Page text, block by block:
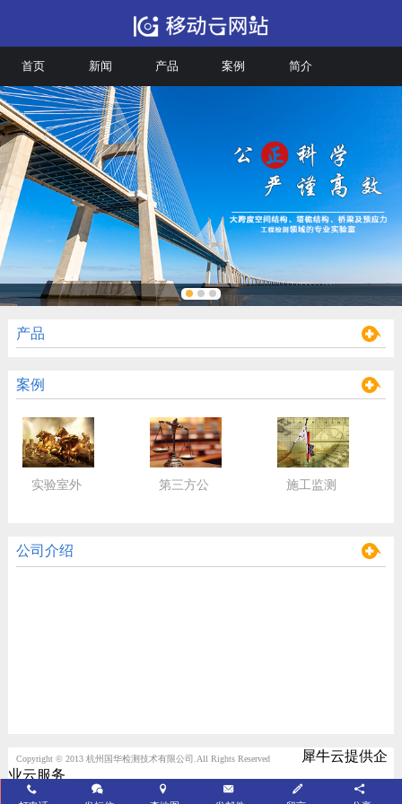
首页 新闻 产品 案例 简介
产品
案例
实验室外
第三方公
施工监测
公司介绍
Copyright © 2013 杭州国华检测技术有限公司.All Rights Reserved
犀牛云提供企
业云服务